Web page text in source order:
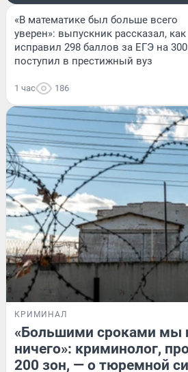
«В математике был больше всего
уверен»: выпускник рассказал, как
исправил 298 баллов за ЕГЭ на
поступил в престижный вуз
1 час 186
КРИМИНАЛ
«Большими сроками мы
ничего»: криминолог,
200 зон, — о тюремной